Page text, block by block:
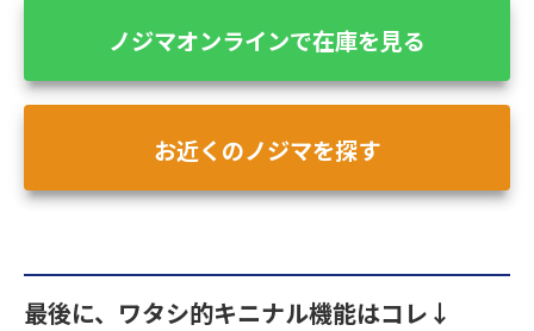
ノジマオンラインで在庫を見る
お近くのノジマを探す
最後に、ワタシ的キニナル機能はコレ↓